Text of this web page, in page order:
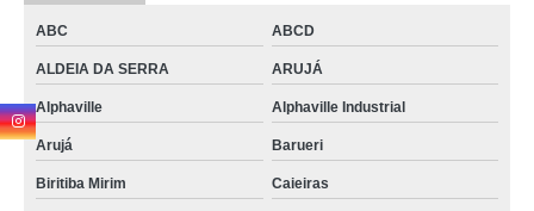
ABC ABCD
ALDEIA DA SERRA ARUJÁ
Alphaville Alphaville Industrial
Arujá Barueri
Biritiba Mirim Caieiras